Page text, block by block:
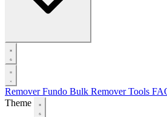
Remover Fundo Bulk RemoverTools
Theme